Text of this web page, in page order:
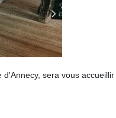
sera vous